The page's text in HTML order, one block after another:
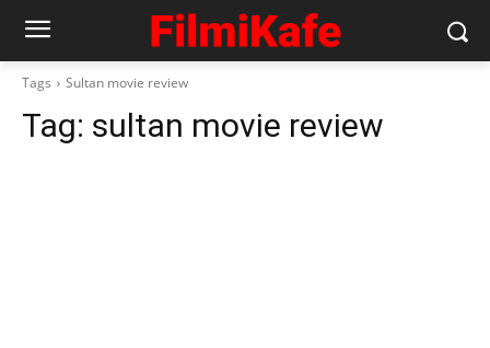
Tags Sultan movie review
Tag: sultan movie review